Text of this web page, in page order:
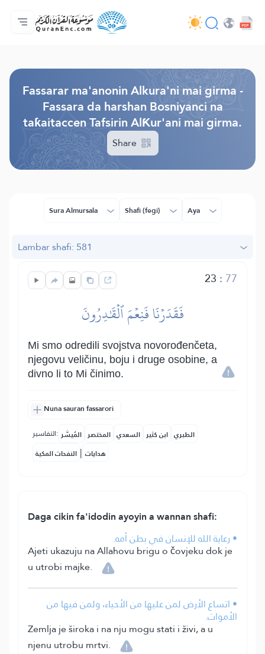
Gida
Jerin ginshikan taken fassarorin
Audio
Ayyukan masu bunkasawa - API
Dangane da wannan aikin
Ka tuntube mu
Harshe
Fassarar ma'anonin Alkura'ni mai girma -
Fassara da harshan Bosniyanci na
taƙaitaccen Tafsirin AlƘur'ani mai girma.
Share
Sura Almursala Shafi (fegi) Aya
Lambar shafi: 581
23 : 77
فَقَدَرۡنَا فَنِعۡمَ ٱلۡقَٰدِرُونَ
Mi smo odredili svojstva novorođenčeta,
njegovu veličinu, boju i druge osobine, a
divno li to Mi činimo.
Nuna sauran fassarori
التفاسير: المُيسَّر المختصر السعدي ابن كثير الطبري
النفحات المكية | هدايات
Daga cikin fa'idodin ayoyin a wannan shafi:
• رعاية الله للإنسان في بطن أمه.
Ajeti ukazuju na Allahovu brigu o čovjeku dok je
u utrobi majke.
• اتساع الأرض لمن عليها من الأحياء، ولمن فيها من
الأموات.
Zemlja je široka i na nju mogu stati i živi, a u
njenu utrobu mrtvi.